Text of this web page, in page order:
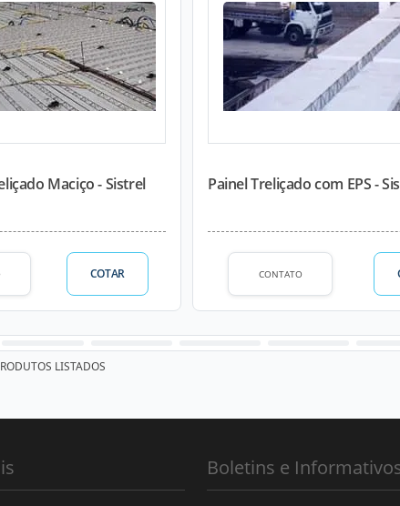
Maciço - Sistrel
COTAR
Painel Treliçado com EPS -
CONTATO
LISTADOS
Boletins e